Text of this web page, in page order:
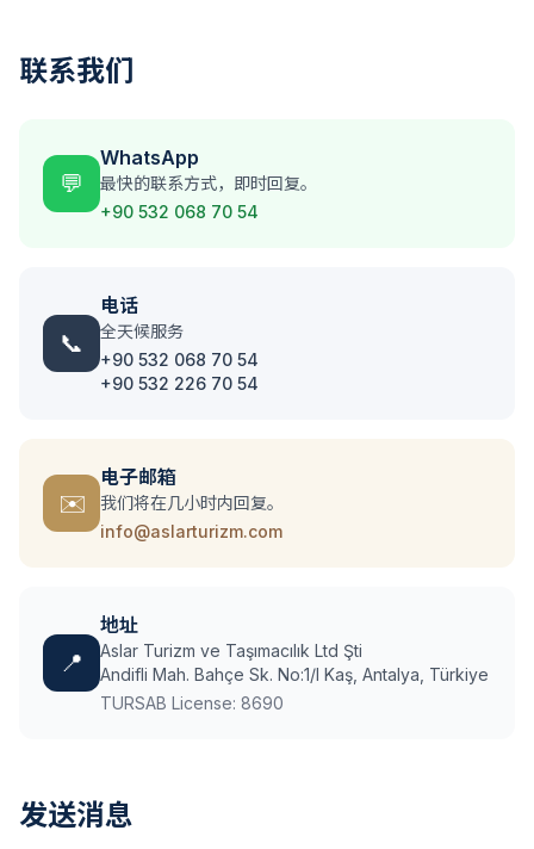
联系我们
💬
WhatsApp
最快的联系方式，即时回复。
+90 532 068 70 54
📞
电话
全天候服务
+90 532 068 70 54
+90 532 226 70 54
✉️
电子邮箱
我们将在几小时内回复。
info@aslarturizm.com
📍
地址
Aslar Turizm ve Taşımacılık Ltd Şti
Andifli Mah. Bahçe Sk. No:1/I Kaş, Antalya, Türkiye
TURSAB License: 8690
发送消息